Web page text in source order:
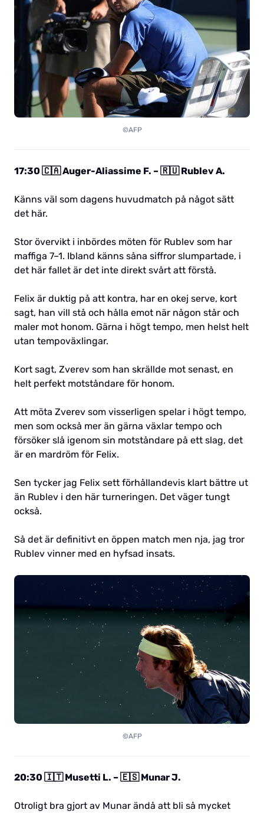
©AFP
17:30 🇨🇦 Auger-Aliassime F. – 🇷🇺 Rublev A.
Känns väl som dagens huvudmatch på något sätt
det här.
Stor övervikt i inbördes möten för Rublev som har
maffiga 7–1. Ibland känns såna siffror slumpartade, i
det här fallet är det inte direkt svårt att förstå.
Felix är duktig på att kontra, har en okej serve, kort
sagt, han vill stå och hålla emot när någon står och
maler mot honom. Gärna i högt tempo, men helst helt
utan tempoväxlingar.
Kort sagt, Zverev som han skrällde mot senast, en
helt perfekt motståndare för honom.
Att möta Zverev som visserligen spelar i högt tempo,
men som också mer än gärna växlar tempo och
försöker slå igenom sin motståndare på ett slag, det
är en mardröm för Felix.
Sen tycker jag Felix sett förhållandevis klart bättre ut
än Rublev i den här turneringen. Det väger tungt
också.
Så det är definitivt en öppen match men nja, jag tror
Rublev vinner med en hyfsad insats.
©AFP
20:30 🇮🇹 Musetti L. – 🇪🇸 Munar J.
Otroligt bra gjort av Munar ändå att bli så mycket